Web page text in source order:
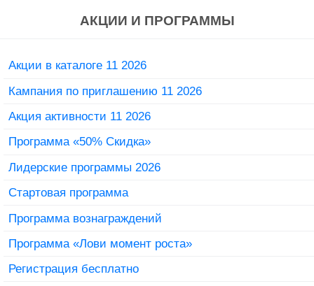
АКЦИИ И ПРОГРАММЫ
Акции в каталоге 11 2026
Кампания по приглашению 11 2026
Акция активности 11 2026
Программа «50% Скидка»
Лидерские программы 2026
Стартовая программа
Программа вознаграждений
Программа «Лови момент роста»
Регистрация бесплатно